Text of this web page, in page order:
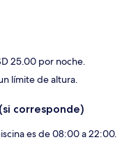
25.00 por noche.
límite de altura.
corresponde)
es de 08:00 a 22:00.